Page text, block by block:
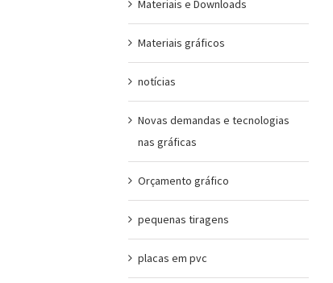
Materiais e Downloads
Materiais gráficos
notícias
Novas demandas e tecnologias
nas gráficas
Orçamento gráfico
pequenas tiragens
placas em pvc